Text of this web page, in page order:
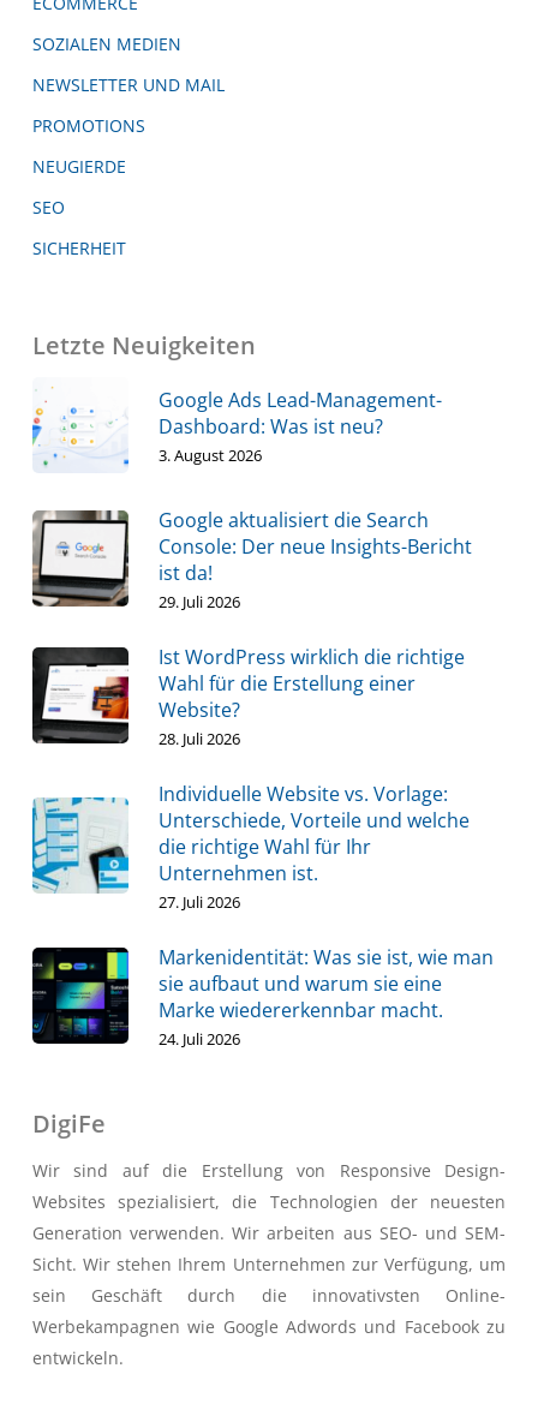
SOZIALEN MEDIEN
NEWSLETTER UND MAIL
PROMOTIONS
NEUGIERDE
SEO
SICHERHEIT
Letzte Neuigkeiten
Google Ads Lead-Management-
Dashboard: Was ist neu?
3. August 2026
Google aktualisiert die Search
Console: Der neue Insights-Bericht
ist da!
29. Juli 2026
Ist WordPress wirklich die richtige
Wahl für die Erstellung einer
Website?
28. Juli 2026
Individuelle Website vs. Vorlage:
Unterschiede, Vorteile und welche
die richtige Wahl für Ihr
Unternehmen ist.
27. Juli 2026
Markenidentität: Was sie ist, wie man
sie aufbaut und warum sie eine
Marke wiedererkennbar macht.
24. Juli 2026
DigiFe
Wir sind auf die Erstellung von Responsive Design-
Websites spezialisiert, die Technologien der neuesten
Generation verwenden. Wir arbeiten aus SEO- und SEM-
Sicht. Wir stehen Ihrem Unternehmen zur Verfügung, um
sein Geschäft durch die innovativsten Online-
Werbekampagnen wie Google Adwords und Facebook zu
entwickeln.